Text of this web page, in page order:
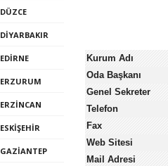
DÜZCE
DİYARBAKIR
EDİRNE
ERZURUM
ERZİNCAN
ESKİŞEHİR
GAZİANTEP
Kurum Adı
Oda Başkanı
Genel Sekreter
Telefon
Fax
Web Sitesi
Mail Adresi